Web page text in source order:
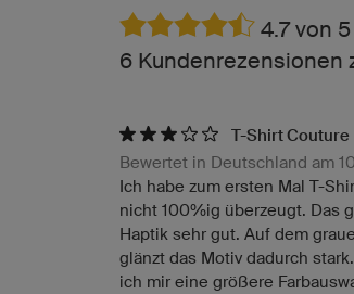
4.7 von 5
6 Kundenrezensionen
T-Shirt Couture
Bewertet in Deutschland am
Ich habe zum ersten Mal T-
nicht 100%ig überzeugt. Das
Haptik sehr gut. Auf dem
glänzt das Motiv dadurch
ich mir eine größere